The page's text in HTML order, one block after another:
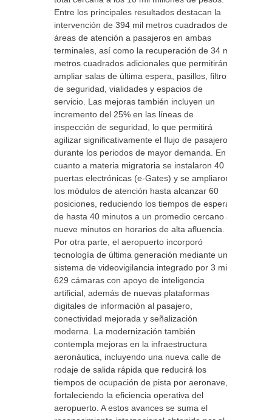
Entre los principales resultados destacan la
intervención de 394 mil metros cuadrados de
áreas de atención a pasajeros en ambas
terminales, así como la recuperación de 34 mil
metros cuadrados adicionales que permitirán
ampliar salas de última espera, pasillos, filtros
de seguridad, vialidades y espacios de
servicio. Las mejoras también incluyen un
incremento del 25% en las líneas de
inspección de seguridad, lo que permitirá
agilizar significativamente el flujo de pasajeros
durante los periodos de mayor demanda. En
cuanto a materia migratoria se instalaron 40
puertas electrónicas (e-Gates) y se ampliaron
los módulos de atención hasta alcanzar 60
posiciones, reduciendo los tiempos de espera
de hasta 40 minutos a un promedio cercano a
nueve minutos en horarios de alta afluencia.
Por otra parte, el aeropuerto incorporó
tecnología de última generación mediante un
sistema de videovigilancia integrado por 3 mil
629 cámaras con apoyo de inteligencia
artificial, además de nuevas plataformas
digitales de información al pasajero,
conectividad mejorada y señalización
moderna. La modernización también
contempla mejoras en la infraestructura
aeronáutica, incluyendo una nueva calle de
rodaje de salida rápida que reducirá los
tiempos de ocupación de pista por aeronave,
fortaleciendo la eficiencia operativa del
aeropuerto. A estos avances se suma el